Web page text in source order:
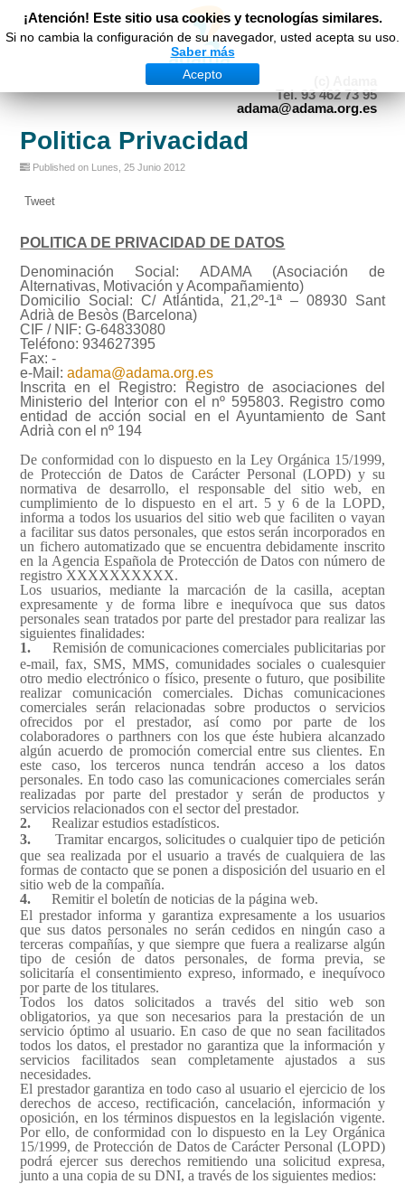
Tel. 93 462 73 95
adama@adama.org.es
¡Atención! Este sitio usa cookies y tecnologías similares.
Si no cambia la configuración de su navegador, usted acepta su uso.
Saber más
Acepto
Politica Privacidad
Published on Lunes, 25 Junio 2012
Tweet
POLITICA DE PRIVACIDAD DE DATOS
Denominación Social: ADAMA (Asociación de
Alternativas, Motivación y Acompañamiento)
Domicilio Social: C/ Atlántida, 21,2º-1ª – 08930 Sant
Adrià de Besòs (Barcelona)
CIF / NIF: G-64833080
Teléfono: 934627395
Fax: -
e-Mail:adama@adama.org.es
Inscrita en el Registro: Registro de asociaciones del
Ministerio del Interior con el nº 595803. Registro como
entidad de acción social en el Ayuntamiento de Sant
Adrià con el nº 194
De conformidad con lo dispuesto en la Ley Orgánica 15/1999,
de Protección de Datos de Carácter Personal (LOPD) y su
normativa de desarrollo, el responsable del sitio web, en
cumplimiento de lo dispuesto en el art. 5 y 6 de la LOPD,
informa a todos los usuarios del sitio web que faciliten o vayan
a facilitar sus datos personales, que estos serán incorporados en
un fichero automatizado que se encuentra debidamente inscrito
en la Agencia Española de Protección de Datos con número de
registro XXXXXXXXXX.
Los usuarios, mediante la marcación de la casilla, aceptan
expresamente y de forma libre e inequívoca que sus datos
personales sean tratados por parte del prestador para realizar las
siguientes finalidades:
1.
Remisión de comunicaciones comerciales publicitarias por
e-mail, fax, SMS, MMS, comunidades sociales o cualesquier
otro medio electrónico o físico, presente o futuro, que posibilite
realizar comunicación comerciales. Dichas comunicaciones
comerciales serán relacionadas sobre productos o servicios
ofrecidos por el prestador, así como por parte de los
colaboradores o parthners con los que éste hubiera alcanzado
algún acuerdo de promoción comercial entre sus clientes. En
este caso, los terceros nunca tendrán acceso a los datos
personales. En todo caso las comunicaciones comerciales serán
realizadas por parte del prestador y serán de productos y
servicios relacionados con el sector del prestador.
2.
Realizar estudios estadísticos.
3.
Tramitar encargos, solicitudes o cualquier tipo de petición
que sea realizada por el usuario a través de cualquiera de las
formas de contacto que se ponen a disposición del usuario en el
sitio web de la compañía.
4.
Remitir el boletín de noticias de la página web.
El prestador informa y garantiza expresamente a los usuarios
que sus datos personales no serán cedidos en ningún caso a
terceras compañías, y que siempre que fuera a realizarse algún
tipo de cesión de datos personales, de forma previa, se
solicitaría el consentimiento expreso, informado, e inequívoco
por parte de los titulares.
Todos los datos solicitados a través del sitio web son
obligatorios, ya que son necesarios para la prestación de un
servicio óptimo al usuario. En caso de que no sean facilitados
todos los datos, el prestador no garantiza que la información y
servicios facilitados sean completamente ajustados a sus
necesidades.
El prestador garantiza en todo caso al usuario el ejercicio de los
derechos de acceso, rectificación, cancelación, información y
oposición, en los términos dispuestos en la legislación vigente.
Por ello, de conformidad con lo dispuesto en la Ley Orgánica
15/1999, de Protección de Datos de Carácter Personal (LOPD)
podrá ejercer sus derechos remitiendo una solicitud expresa,
junto a una copia de su DNI, a través de los siguientes medios: